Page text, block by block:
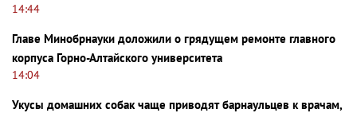
14:44
Главе Минобрнауки доложили о грядущем ремонте главного
корпуса Горно-Алтайского университета
14:04
Укусы домашних собак чаще приводят барнаульцев к врачам,